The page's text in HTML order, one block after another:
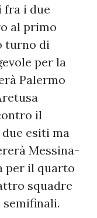
fra i due
al primo
turno di
per la
Palermo
il
esiti ma
Messina-
per il quarto
squadre